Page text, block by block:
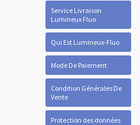
Service Livraison
Lumineux Fluo
Qui Est Lumineux-Fluo
Mode De Paiement
Condition Générales De
Vente
Protection des données